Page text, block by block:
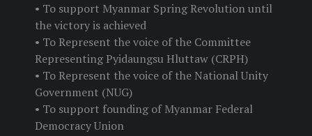
• To support Myanmar Spring Revolution until
the victory is achieved
• To Represent the voice of the Committee
Representing Pyidaungsu Hluttaw (CRPH)
• To Represent the voice of the National Unity
Government (NUG)
• To support founding of Myanmar Federal
Democracy Union